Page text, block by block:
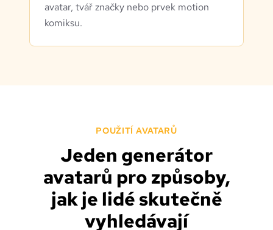
avatar, tvář značky nebo prvek motion
komiksu.
POUŽITÍ AVATARŮ
Jeden generátor
avatarů pro způsoby,
jak je lidé skutečně
vyhledávají